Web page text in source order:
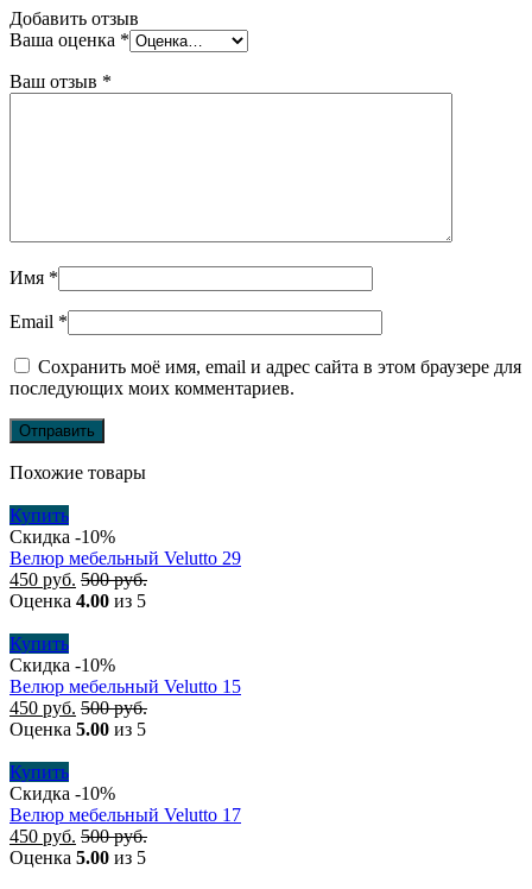
Добавить отзыв
Ваша оценка *
Ваш отзыв *
Имя *
Email *
Сохранить моё имя, email и адрес сайта в этом браузере для
последующих моих комментариев.
Похожие товары
Купить
Скидка -10%
Велюр мебельный Velutto 29
450 руб. 500руб.
Оценка 4.00 из 5
Купить
Скидка -10%
Велюр мебельный Velutto 15
450 руб. 500руб.
Оценка 5.00 из 5
Купить
Скидка -10%
Велюр мебельный Velutto 17
450 руб. 500руб.
Оценка 5.00 из 5